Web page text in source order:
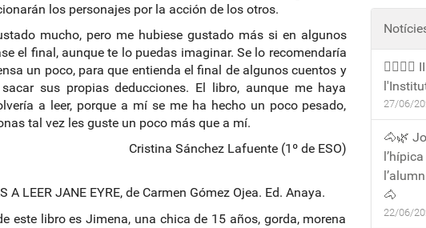
los personajes por la acción de los otros.
mucho, pero me hubiese gustado más si en algunos
el final, aunque te lo puedas imaginar. Se lo recomendaría
un poco, para que entienda el final de algunos cuentos y
sus propias deducciones. El libro, aunque me haya
a leer, porque a mí se me ha hecho un poco pesado,
tal vez les guste un poco más que a mí.
Cristina Sánchez Lafuente (1º de ESO)
A LEER JANE EYRE, de Carmen Gómez Ojea. Ed. Anaya.
este libro es Jimena, una chica de 15 años, gorda, morena
🏃‍♀️🏃‍♂️
27/06/
🐴🌿
🐴
22/06/